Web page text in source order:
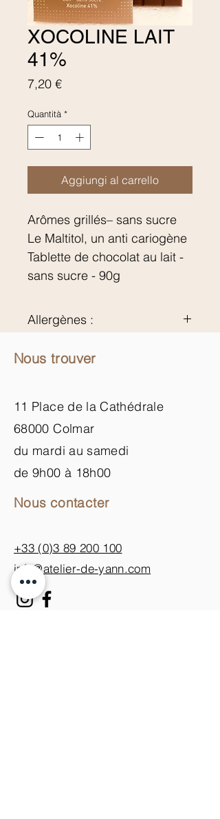
XOCOLINE LAIT
41%
7,20 €Prezzo
Quantità *
Aggiungi al carrello
Arômes grillés– sans sucre
Le Maltitol, un anti cariogène
Tablette de chocolat au lait -
sans sucre - 90g
Allergènes :
Une consommation
entraîner des effets laxatifs
Nous trouver
11 Place de la Cathédrale
68000 Colmar
du mardi au samedi
de 9h00 à 18h00
Nous contacter
+33 (0)3 89 200 100​
info@atelier-de-yann.com